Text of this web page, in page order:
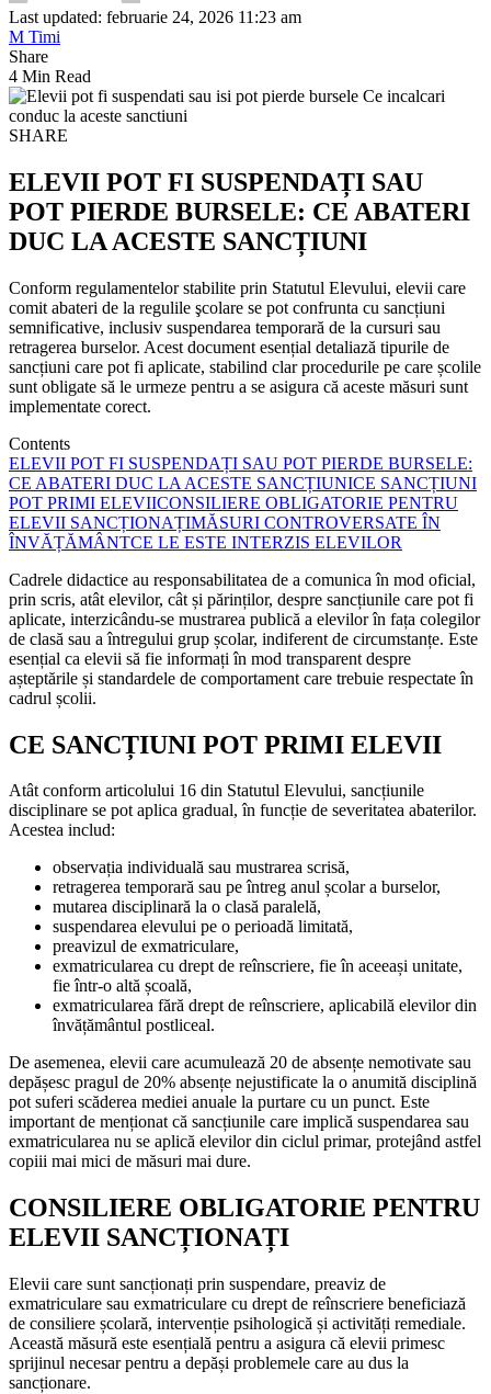
Last updated: februarie 24, 2026 11:23 am
M Timi
Share
4 Min Read
SHARE
ELEVII POT FI SUSPENDAȚI SAU
POT PIERDE BURSELE: CE ABATERI
DUC LA ACESTE SANCȚIUNI
Conform regulamentelor stabilite prin Statutul Elevului, elevii care
comit abateri de la regulile şcolare se pot confrunta cu sancțiuni
semnificative, inclusiv suspendarea temporară de la cursuri sau
retragerea burselor. Acest document esențial detaliază tipurile de
sancțiuni care pot fi aplicate, stabilind clar procedurile pe care școlile
sunt obligate să le urmeze pentru a se asigura că aceste măsuri sunt
implementate corect.
Contents
ELEVII POT FI SUSPENDAȚI SAU POT PIERDE BURSELE:
CE ABATERI DUC LA ACESTE SANCȚIUNICE SANCȚIUNI
POT PRIMI ELEVIICONSILIERE OBLIGATORIE PENTRU
ELEVII SANCȚIONAȚIMĂSURI CONTROVERSATE ÎN
ÎNVĂȚĂMÂNTCE LE ESTE INTERZIS ELEVILOR
Cadrele didactice au responsabilitatea de a comunica în mod oficial,
prin scris, atât elevilor, cât și părinților, despre sancțiunile care pot fi
aplicate, interzicându-se mustrarea publică a elevilor în fața colegilor
de clasă sau a întregului grup școlar, indiferent de circumstanțe. Este
esențial ca elevii să fie informați în mod transparent despre
așteptările și standardele de comportament care trebuie respectate în
cadrul școlii.
CE SANCȚIUNI POT PRIMI ELEVII
Atât conform articolului 16 din Statutul Elevului, sancțiunile
disciplinare se pot aplica gradual, în funcție de severitatea abaterilor.
Acestea includ:
observația individuală sau mustrarea scrisă,
retragerea temporară sau pe întreg anul școlar a burselor,
mutarea disciplinară la o clasă paralelă,
suspendarea elevului pe o perioadă limitată,
preavizul de exmatriculare,
exmatricularea cu drept de reînscriere, fie în aceeași unitate,
fie într-o altă școală,
exmatricularea fără drept de reînscriere, aplicabilă elevilor din
învățământul postliceal.
De asemenea, elevii care acumulează 20 de absențe nemotivate sau
depășesc pragul de 20% absențe nejustificate la o anumită disciplină
pot suferi scăderea mediei anuale la purtare cu un punct. Este
important de menționat că sancțiunile care implică suspendarea sau
exmatricularea nu se aplică elevilor din ciclul primar, protejând astfel
copiii mai mici de măsuri mai dure.
CONSILIERE OBLIGATORIE PENTRU
ELEVII SANCȚIONAȚI
Elevii care sunt sancționați prin suspendare, preaviz de
exmatriculare sau exmatriculare cu drept de reînscriere beneficiază
de consiliere școlară, intervenție psihologică și activități remediale.
Această măsură este esențială pentru a asigura că elevii primesc
sprijinul necesar pentru a depăși problemele care au dus la
sancționare.